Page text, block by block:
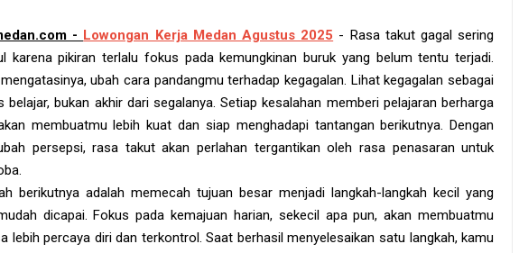
- Lowongan Kerja Medan Agustus 2025 - Rasa takut gagal sering
karena pikiran terlalu fokus pada kemungkinan buruk yang belum tentu terjadi.
ubah cara pandangmu terhadap kegagalan. Lihat kegagalan sebagai
belajar, bukan akhir dari segalanya. Setiap kesalahan memberi pelajaran berharga
membuatmu lebih kuat dan siap menghadapi tantangan berikutnya. Dengan
persepsi, rasa takut akan perlahan tergantikan oleh rasa penasaran untuk
berikutnya adalah memecah tujuan besar menjadi langkah-langkah kecil yang
dicapai. Fokus pada kemajuan harian, sekecil apa pun, akan membuatmu
lebih percaya diri dan terkontrol. Saat berhasil menyelesaikan satu langkah, kamu